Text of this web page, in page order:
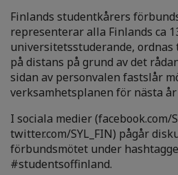
Finlands studentkårers
representerar alla Finlands ca
universitetsstuderande, ordnas
på distans på grund av det
sidan av personvalen fastslår
verksamhetsplanen för nästa år
I sociala medier (facebook.com/
twitter.com/SYL_FIN) pågår
förbundsmötet under
#studentsoffinland.